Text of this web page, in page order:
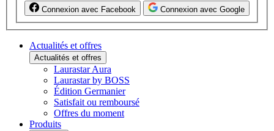
Connexion avec Facebook Connexion avec Google
Actualités et offres
Actualités et offres
Laurastar Aura
Laurastar by BOSS
Édition Germanier
Satisfait ou remboursé
Offres du moment
Produits